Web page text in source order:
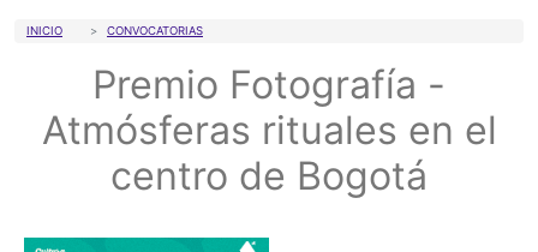
Sobrescribir enlaces de ayuda a la
INICIO CONVOCATORIAS
Premio Fotografía -
Atmósferas rituales en el
centro de Bogotá